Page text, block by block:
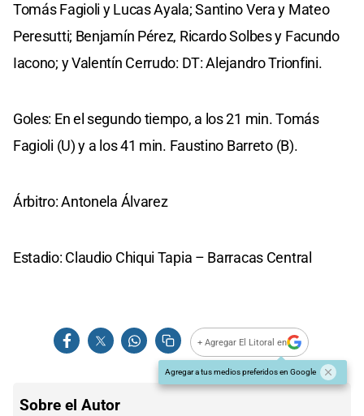
Tomás Fagioli y Lucas Ayala; Santino Vera y Mateo
Peresutti; Benjamín Pérez, Ricardo Solbes y Facundo
Iacono; y Valentín Cerrudo: DT: Alejandro Trionfini.
Goles: En el segundo tiempo, a los 21 min. Tomás
Fagioli (U) y a los 41 min. Faustino Barreto (B).
Árbitro: Antonela Álvarez
Estadio: Claudio Chiqui Tapia – Barracas Central
+ Agregar El Litoral en
Agregar a tus medios preferidos en Google
Sobre el Autor